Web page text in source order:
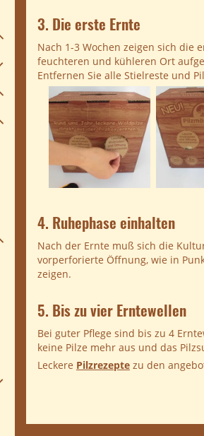
3. Die erste Ernte
Nach 1-3 Wochen zeigen sich die
feuchteren und kühleren Ort
Entfernen Sie alle Stielreste und
4. Ruhephase einhalten
Nach der Ernte muß sich die
vorperforierte Öffnung, wie in
zeigen.
5. Bis zu vier Erntewellen
Bei guter Pflege sind bis zu 4
keine Pilze mehr aus und das
Leckere Pilzrezepte zu den